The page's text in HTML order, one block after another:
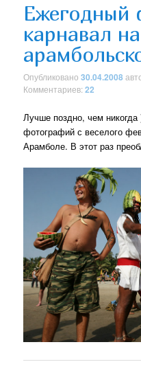
Ежегодный
карнавал на
Опубликовано30.04.2008
Комментариев:22
Лучше поздно, чем никогда
фотографий с веселого
Арамболе. В этот раз